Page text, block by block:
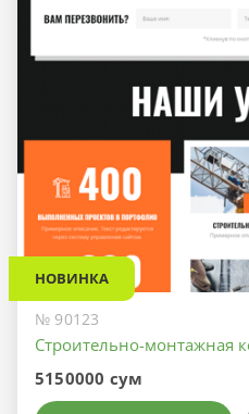
НОВИНКА
№ 90123
Строительно-монтажная
5150000 сум